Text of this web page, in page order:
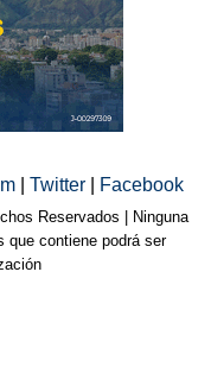
Twitter Facebook
Reservados | Ninguna
que contiene podrá ser